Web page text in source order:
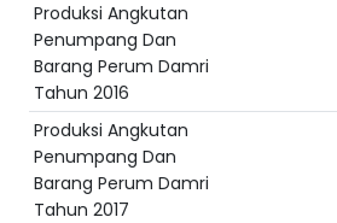
Produksi Angkutan
Penumpang Dan
Barang Perum Damri
Tahun 2016
Produksi Angkutan
Penumpang Dan
Barang Perum Damri
Tahun 2017